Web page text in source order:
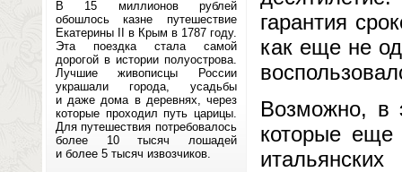
В 15 миллионов рублей
обошлось казне путешествие
Екатерины II в Крым в 1787 году.
Эта поездка стала самой
дорогой в истории полуострова.
Лучшие живописцы России
украшали города, усадьбы
и даже дома в деревнях, через
которые проходил путь царицы.
Для путешествия потребовалось
более 10 тысяч лошадей
и более 5 тысяч извозчиков.
гарантия
как еще не
Возможно, в
которые еще